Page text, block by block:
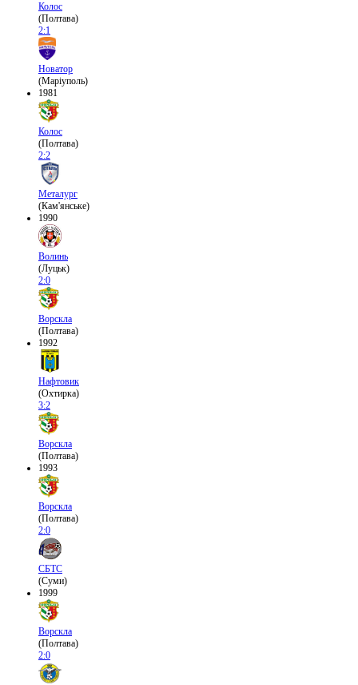
Колос
(Полтава)
2:1
Новатор
(Маріуполь)
1981
Колос
(Полтава)
2:2
Металург
(Кам'янське)
1990
Волинь
(Луцьк)
2:0
Ворскла
(Полтава)
1992
Нафтовик
(Охтирка)
3:2
Ворскла
(Полтава)
1993
Ворскла
(Полтава)
2:0
СБТС
(Суми)
1999
Ворскла
(Полтава)
2:0